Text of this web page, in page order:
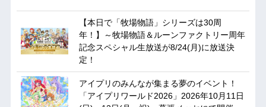
【本日で「牧場物語」シリーズは30周
年！】～牧場物語＆ルーンファクトリー周年
記念スペシャル生放送が8/24(月)に放送決
定！
アイプリのみんなが集まる夢のイベント！
「アイプリワールド2026」2026年10月11日